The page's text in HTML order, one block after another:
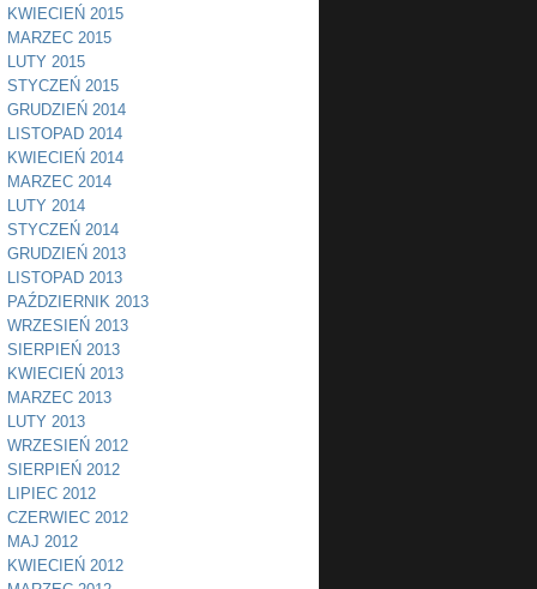
KWIECIEŃ 2015
MARZEC 2015
LUTY 2015
STYCZEŃ 2015
GRUDZIEŃ 2014
LISTOPAD 2014
KWIECIEŃ 2014
MARZEC 2014
LUTY 2014
STYCZEŃ 2014
GRUDZIEŃ 2013
LISTOPAD 2013
PAŹDZIERNIK 2013
WRZESIEŃ 2013
SIERPIEŃ 2013
KWIECIEŃ 2013
MARZEC 2013
LUTY 2013
WRZESIEŃ 2012
SIERPIEŃ 2012
LIPIEC 2012
CZERWIEC 2012
MAJ 2012
KWIECIEŃ 2012